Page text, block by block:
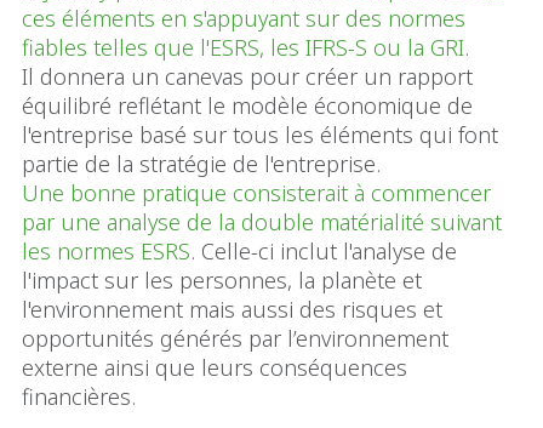
ces éléments en s'appuyant sur des normes
fiables telles que l'ESRS, les IFRS-S ou la GRI.
Il donnera un canevas pour créer un rapport
équilibré reflétant le modèle économique de
l'entreprise basé sur tous les éléments qui font
partie de la stratégie de l'entreprise.
Une bonne pratique consisterait à commencer
par une analyse de la double matérialité suivant
les normes ESRS. Celle-ci inclut l'analyse de
l'impact sur les personnes, la planète et
l'environnement mais aussi des risques et
opportunités générés par l’environnement
externe ainsi que leurs conséquences
financières.